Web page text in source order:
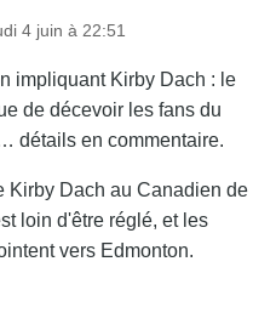
4 juin à 22:51
impliquant Kirby Dach : le
de décevoir les fans du
détails en commentaire.
Kirby Dach au Canadien de
loin d'être réglé, et les
vers Edmonton.